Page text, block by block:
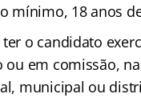
mínimo, 18 anos
o candidato
em comissão,
municipal ou